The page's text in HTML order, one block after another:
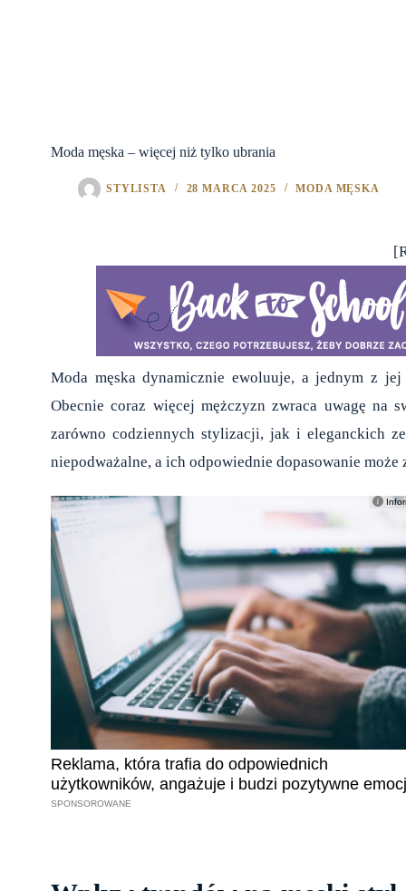
Moda męska – więcej niż tylko ubrania
STYLISTA 28 MARCA 2025 MODA MĘSKA
Moda męska dynamicznie ewoluuje, a jednym z
Obecnie coraz więcej mężczyzn zwraca uwagę na
zarówno codziennych stylizacji, jak i eleganckich
niepodważalne, a ich odpowiednie dopasowanie może